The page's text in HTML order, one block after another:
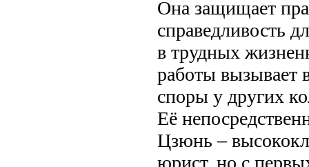
Она защищает
справедливость
в трудных
работы вызывает
споры у других
Её
Цзюнь –
юрист, но с